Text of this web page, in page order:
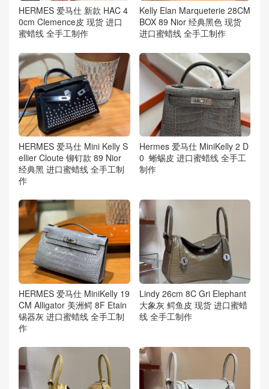
HERMES 爱马仕 新款 HAC 4
0cm Clemence皮 现货 进口
蜜蜡线 全手工制作
Kelly Elan Marqueterie 28CM
BOX 89 Nior 经典黑色 现货
进口蜜蜡线 全手工制作
HERMES 爱马仕 Mini Kelly S
ellier Cloute 铆钉款 89 Nior
经典黑 进口蜜蜡线 全手工制
作
Hermes 爱马仕 MiniKelly 2 D
0 蜥蜴皮 进口蜜蜡线 全手工
制作
HERMES 爱马仕 MiniKelly 19
CM Alligator 美洲鳄 8F Etain
锡器灰 进口蜜蜡线 全手工制
作
Lindy 26cm 8C Gri Elephant
大象灰 鳄鱼皮 现货 进口蜜蜡
线 全手工制作